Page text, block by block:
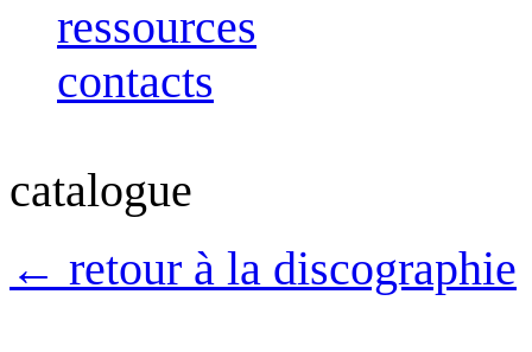
ressources
contacts
catalogue
← retour à la discographie